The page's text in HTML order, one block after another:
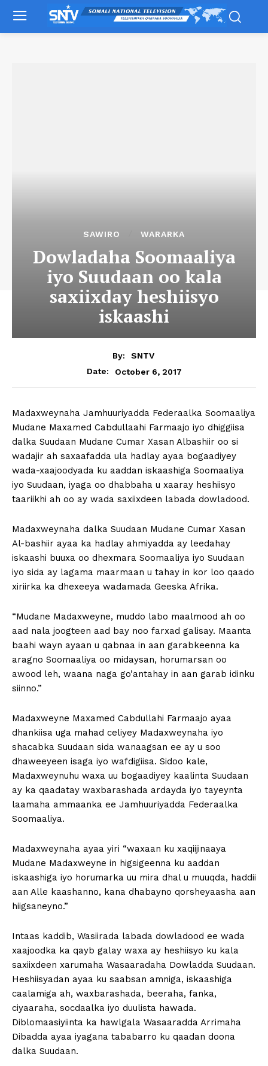
SAWIRO WARARKA
Dowladaha Soomaaliya
iyo Suudaan oo kala
saxiixday heshiisyo
iskaashi
By:
SNTV
Date:
October 6, 2017
Madaxweynaha Jamhuuriyadda Federaalka Soomaaliya
Mudane Maxamed Cabdullaahi Farmaajo iyo dhiggiisa
dalka Suudaan Mudane Cumar Xasan Albashiir oo si
wadajir ah saxaafadda ula hadlay ayaa bogaadiyey
wada-xaajoodyada ku aaddan iskaashiga Soomaaliya
iyo Suudaan, iyaga oo dhabbaha u xaaray heshiisyo
taariikhi ah oo ay wada saxiixdeen labada dowladood.
Madaxweynaha dalka Suudaan Mudane Cumar Xasan
Al-bashiir ayaa ka hadlay ahmiyadda ay leedahay
iskaashi buuxa oo dhexmara Soomaaliya iyo Suudaan
iyo sida ay lagama maarmaan u tahay in kor loo qaado
xiriirka ka dhexeeya wadamada Geeska Afrika.
“Mudane Madaxweyne, muddo labo maalmood ah oo
aad nala joogteen aad bay noo farxad galisay. Maanta
baahi wayn ayaan u qabnaa in aan garabkeenna ka
aragno Soomaaliya oo midaysan, horumarsan oo
awood leh, waana naga go’antahay in aan garab idinku
siinno.”
Madaxweyne Maxamed Cabdullahi Farmaajo ayaa
dhankiisa uga mahad celiyey Madaxweynaha iyo
shacabka Suudaan sida wanaagsan ee ay u soo
dhaweeyeen isaga iyo wafdigiisa. Sidoo kale,
Madaxweynuhu waxa uu bogaadiyey kaalinta Suudaan
ay ka qaadatay waxbarashada ardayda iyo tayeynta
laamaha ammaanka ee Jamhuuriyadda Federaalka
Soomaaliya.
Madaxweynaha ayaa yiri “waxaan ku xaqiijinaaya
Mudane Madaxweyne in higsigeenna ku aaddan
iskaashiga iyo horumarka uu mira dhal u muuqda, haddii
aan Alle kaashanno, kana dhabayno qorsheyaasha aan
hiigsaneyno.”
Intaas kaddib, Wasiirada labada dowladood ee wada
xaajoodka ka qayb galay waxa ay heshiisyo ku kala
saxiixdeen xarumaha Wasaaradaha Dowladda Suudaan.
Heshiisyadan ayaa ku saabsan amniga, iskaashiga
caalamiga ah, waxbarashada, beeraha, fanka,
ciyaaraha, socdaalka iyo duulista hawada.
Diblomaasiyiinta ka hawlgala Wasaaradda Arrimaha
Dibadda ayaa iyagana tababarro ku qaadan doona
dalka Suudaan.